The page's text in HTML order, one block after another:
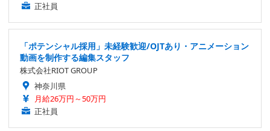
正社員
「ポテンシャル採用」未経験歓迎/OJTあり・アニメーション
動画を制作する編集スタッフ
株式会社RIOT GROUP
神奈川県
月給26万円～50万円
正社員